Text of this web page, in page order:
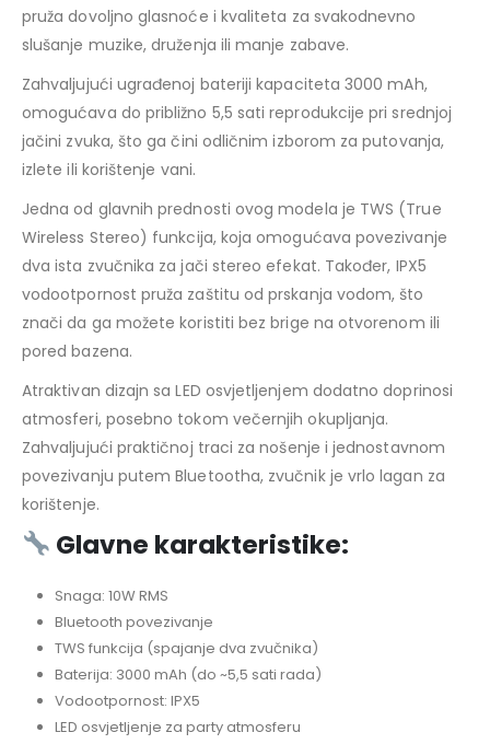
pruža dovoljno glasnoće i kvaliteta za svakodnevno
slušanje muzike, druženja ili manje zabave.
Zahvaljujući ugrađenoj bateriji kapaciteta 3000 mAh,
omogućava do približno 5,5 sati reprodukcije pri srednjoj
jačini zvuka, što ga čini odličnim izborom za putovanja,
izlete ili korištenje vani.
Jedna od glavnih prednosti ovog modela je TWS (True
Wireless Stereo) funkcija, koja omogućava povezivanje
dva ista zvučnika za jači stereo efekat. Također, IPX5
vodootpornost pruža zaštitu od prskanja vodom, što
znači da ga možete koristiti bez brige na otvorenom ili
pored bazena.
Atraktivan dizajn sa LED osvjetljenjem dodatno doprinosi
atmosferi, posebno tokom večernjih okupljanja.
Zahvaljujući praktičnoj traci za nošenje i jednostavnom
povezivanju putem Bluetootha, zvučnik je vrlo lagan za
korištenje.
Glavne karakteristike:
Snaga: 10W RMS
Bluetooth povezivanje
TWS funkcija (spajanje dva zvučnika)
Baterija: 3000 mAh (do ~5,5 sati rada)
Vodootpornost: IPX5
LED osvjetljenje za party atmosferu